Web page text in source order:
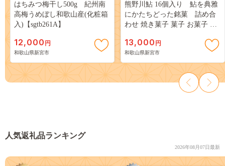
はちみつ梅干し500g 紀州南
高梅うめぼし和歌山産(化粧箱
入)【sgtb261A】
12,000 円
和歌山県新宮市
熊野川鮎 16個入り 鮎を典雅
にかたちどった銘菓 詰め合
わせ 焼き菓子 菓子 お菓子 ギ
13,000 円
和歌山県新宮市
人気返礼品ランキング
2026年08月07日最新